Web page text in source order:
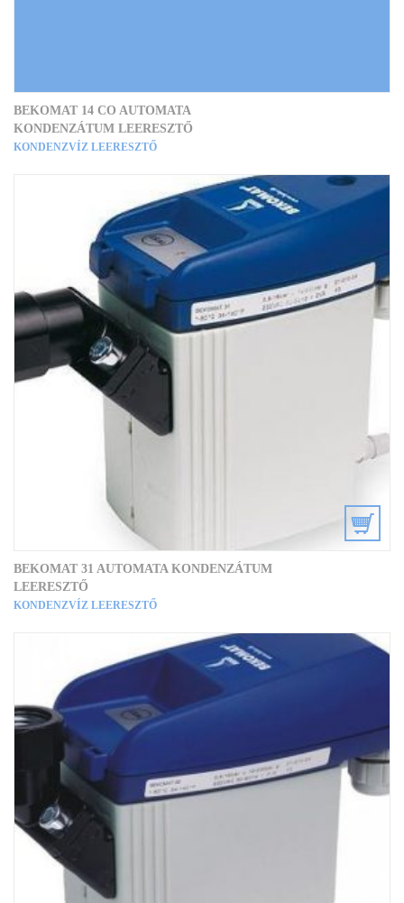
BEKOMAT 14 CO AUTOMATA
KONDENZÁTUM LEERESZTŐ
KONDENZVÍZ LEERESZTŐ
BEKOMAT 31 AUTOMATA KONDENZÁTUM
LEERESZTŐ
KONDENZVÍZ LEERESZTŐ